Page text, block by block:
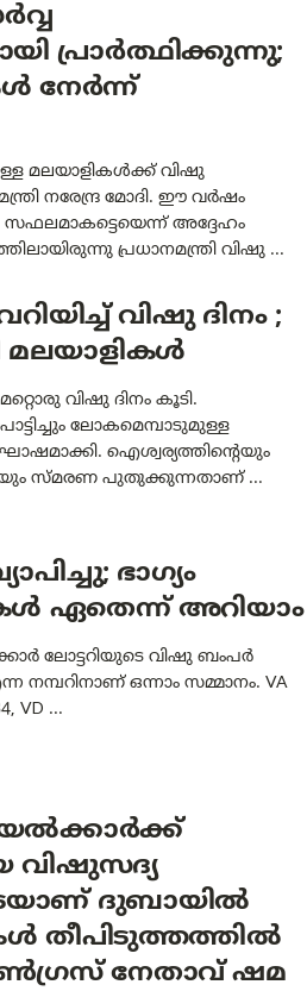
പ്രാർത്ഥിക്കുന്നു;
നേർന്ന്
മലയാളികൾക്ക് വിഷു
നരേന്ദ്ര മോദി. ഈ വർഷം
അദ്ദേഹം
പ്രധാനമന്ത്രി വിഷു ...
വിഷു ദിനം ;
വിഷു ദിനം കൂടി.
ലോകമെമ്പാടുമുള്ള
ഐശ്വര്യത്തിന്റെയും
സ്മരണ പുതുക്കുന്നതാണ് ...
ഭാഗ്യം
ഏതെന്ന് അറിയാം
ലോട്ടറിയുടെ വിഷു ബംപർ
നമ്പറിനാണ് ഒന്നാം സമ്മാനം. VA
VD ...
വിഷുസദ്യ
ദുബായിൽ
തീപിടുത്തത്തിൽ
നേതാവ് ഷമ